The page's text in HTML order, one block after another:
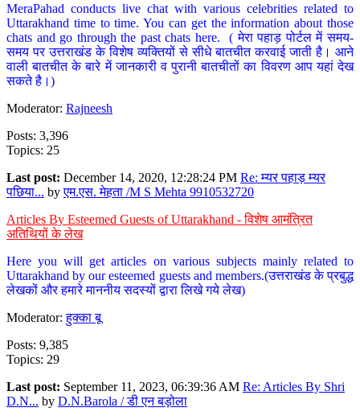
MeraPahad conducts live chat with various celebrities related to
Uttarakhand time to time. You can get the information about those
chats and go through the past chats here. ( मेरा पहाड़ पोर्टल में समय-
समय पर उत्तराखंड के विशेष व्यक्तियों से सीधे बातचीत करवाई जाती है। आने
वाली बातचीत के बारे में जानकारी व पुरानी बातचीतों का विवरण आप यहां देख
सकते है।)
Moderator: Rajneesh
Posts: 3,396
Topics: 25
Last post: December 14, 2020, 12:28:24 PM Re: म्यर पहाड़ म्यर
पछिया... byएम.एस. मेहता /M S Mehta 9910532720
Articles By Esteemed Guests of Uttarakhand - विशेष आमंत्रित
अतिथियों के लेख
Here you will get articles on various subjects mainly related to
Uttarakhand by our esteemed guests and members.(उत्तराखंड के प्रबुद्ध
लेखकों और हमारे माननीय सदस्यों द्वारा लिखे गये लेख)
Moderator:हुक्का बू
Posts: 9,385
Topics: 29
Last post: September 11, 2023, 06:39:36 AM Re: Articles By Shri
D.N... by D.N.Barola / डी एन बड़ोला